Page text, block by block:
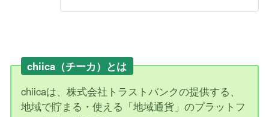
chiica（チーカ）とは
chiicaは、株式会社トラストバンクの提供する、
地域で貯まる・使える「地域通貨」のプラットフ